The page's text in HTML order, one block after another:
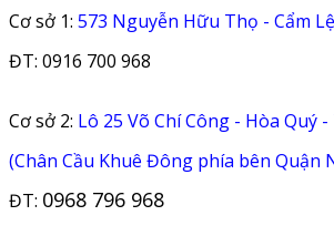
Cơ sở 1: 573 Nguyễn Hữu Thọ - Cẩm
ĐT: 0916 700 968
Cơ sở 2: Lô 25 Võ Chí Công - Hòa Quý
(Chân Cầu Khuê Đông phía bên Quận
ĐT: 0968 796 968